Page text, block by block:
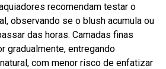
recomendam testar o
observando se o blush acumula ou
das horas. Camadas finas
gradualmente, entregando
com menor risco de enfatizar